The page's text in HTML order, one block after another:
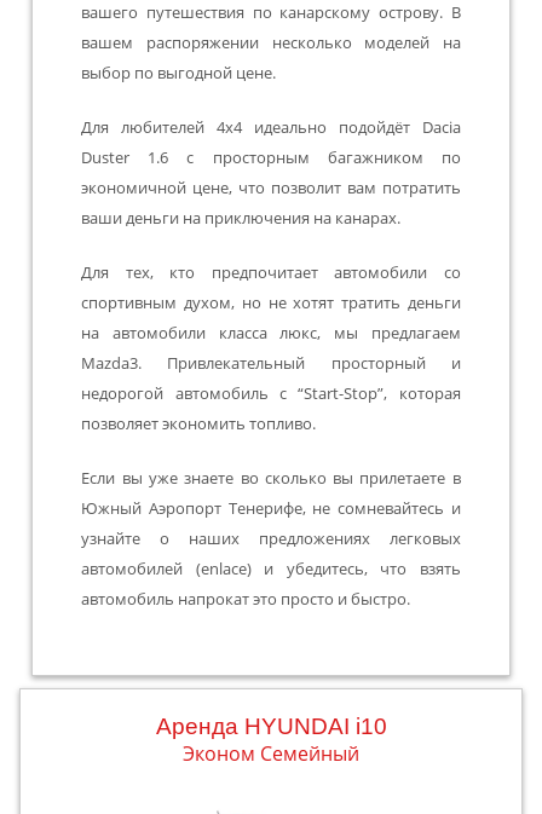
вашего путешествия по канарскому острову. В
вашем распоряжении несколько моделей на
выбор по выгодной цене.
Для любителей 4x4 идеально подойдёт Dacia
Duster 1.6 с просторным багажником по
экономичной цене, что позволит вам потратить
ваши деньги на приключения на канарах.
Для тех, кто предпочитает автомобили со
спортивным духом, но не хотят тратить деньги
на автомобили класса люкс, мы предлагаем
Mazda3. Привлекательный просторный и
недорогой автомобиль с “Start-Stop”, которая
позволяет экономить топливо.
Если вы уже знаете во сколько вы прилетаете в
Южный Аэропорт Тенерифе, не сомневайтесь и
узнайте о наших предложениях легковых
автомобилей (enlace) и убедитесь, что взять
автомобиль напрокат это просто и быстро.
Aренда HYUNDAI i10
Эконом Семейный